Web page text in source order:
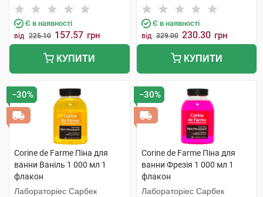
Є в наявності
від 225.10 157.57 грн
КУПИТИ
Є в наявності
від 329.00 230.30 грн
КУПИТИ
−30%
Corine de Farme Піна для
ванни Ваніль 1 000 мл 1
флакон
Лабораторіес Сарбек
−30%
Corine de Farme Піна для
ванни Фрезія 1 000 мл 1
флакон
Лабораторіес Сарбек